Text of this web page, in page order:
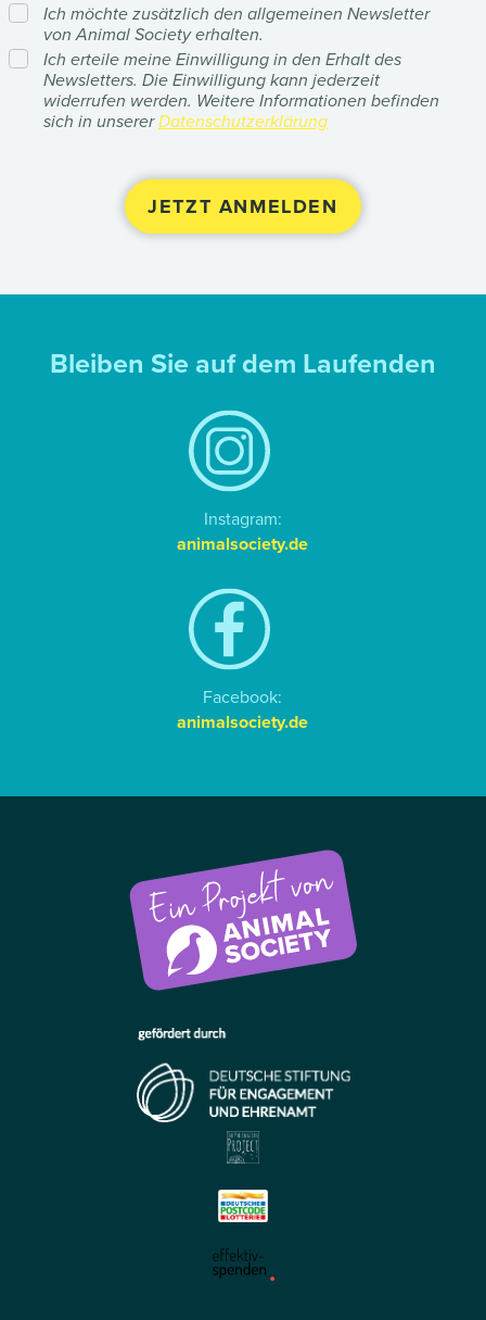
Ich möchte zusätzlich den allgemeinen Newsletter
von Animal Society erhalten.
Ich erteile meine Einwilligung in den Erhalt des
Newsletters. Die Einwilligung kann jederzeit
widerrufen werden. Weitere Informationen befinden
sich in unsererDatenschutzerklärung
Bleiben Sie auf dem Laufenden
Instagram:
animalsociety.de
Facebook:
animalsociety.de